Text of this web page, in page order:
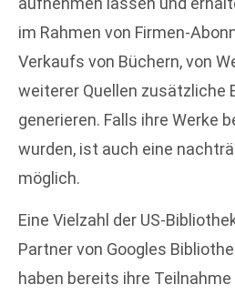
im Rahmen von Firmen-
Verkaufs von Büchern, von
weiterer Quellen zusätzliche
generieren. Falls ihre Werke
wurden, ist auch eine
möglich.
Eine Vielzahl der US-
Partner von Googles
haben bereits ihre